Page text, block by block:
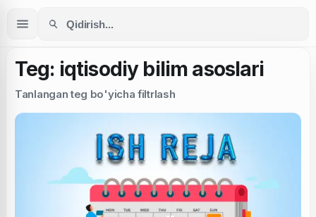
Teg: iqtisodiy bilim asoslari
Tanlangan teg bo'yicha filtrlash